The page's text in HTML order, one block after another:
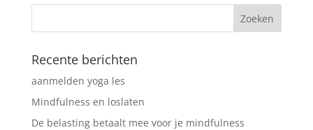
Recente berichten
aanmelden yoga les
Mindfulness en loslaten
De belasting betaalt mee voor je mindfulness